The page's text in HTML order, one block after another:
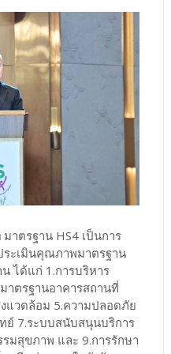
มาตรฐาน HS4 เป็นการ
ะเมินคุณภาพมาตรฐาน
ได้แก่ 1.การบริหาร
าตรฐานอาคารสถานที่
แวดล้อม 5.ความปลอดภัย
ย์ 7.ระบบสนับสนุนบริการ
มสุขภาพ และ 9.การรักษา